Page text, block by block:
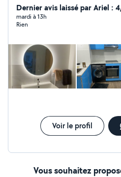
meubles fixation de télé, réparation de volet roulant
ouverture des portes,
ouverture des portes,
Dernier avis laissé par Ariel :
mardi à 13h
Rien
Voir le profil
Vous souhaitez